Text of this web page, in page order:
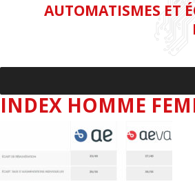
AUTOMATISMES ET
INDEX HOMME